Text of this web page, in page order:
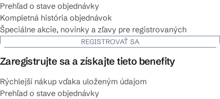
Prehľad o stave objednávky
Kompletná história objednávok
Špeciálne akcie, novinky a zľavy pre registrovaných
REGISTROVAŤ SA
Zaregistrujte sa a získajte tieto benefity
Rýchlejší nákup vďaka uloženým údajom
Prehľad o stave objednávky